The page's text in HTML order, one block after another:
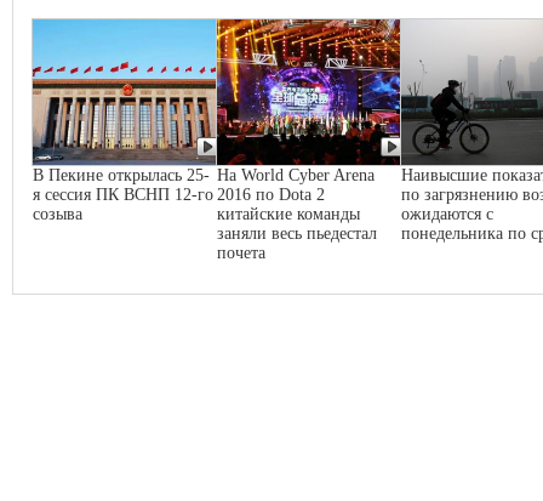
В Пекине открылась 25-
я сессия ПК ВСНП 12-го
созыва
На World Cyber Arena
2016 по Dota 2
китайские команды
заняли весь пьедестал
почета
Наивысшие
по загрязнению
ожидаются с
понедельника по